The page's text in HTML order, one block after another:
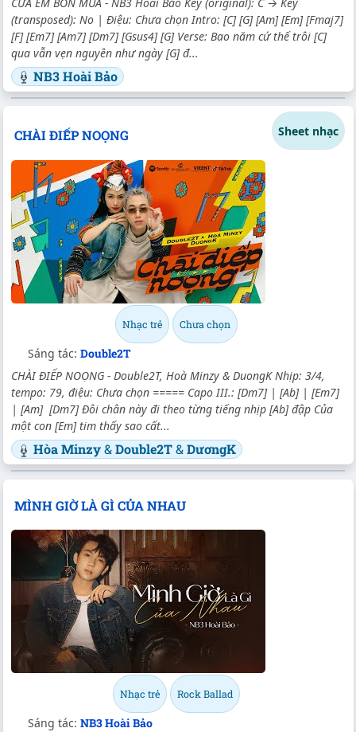
(transposed): No | Điệu: Chưa chọn Intro: [C] [G] [Am] [Em] [Fmaj7]
[F] [Em7] [Am7] [Dm7] [Gsus4] [G] Verse: Bao năm cứ thế trôi [C]
qua vẫn vẹn nguyên như ngày [G] đ...
NB3 Hoài Bảo
CHÀI ĐIẾP NOỌNG Sheet nhạc
Nhạc trẻ Chưa chọn
Sáng tác: Double2T
CHÀI ĐIẾP NOỌNG - Double2T, Hoà Minzy & DuongK Nhịp: 3/4,
tempo: 79, điệu: Chưa chọn ===== Capo III.: [Dm7] | [Ab] | [Em7]
| [Am] [Dm7] Đôi chân này đi theo từng tiếng nhịp [Ab] đập Của
một con [Em] tim thấy sao cất...
Hòa Minzy&Double2T&DươngK
MÌNH GIỜ LÀ GÌ CỦA NHAU
Nhạc trẻ Rock Ballad
Sáng tác: NB3 Hoài Bảo